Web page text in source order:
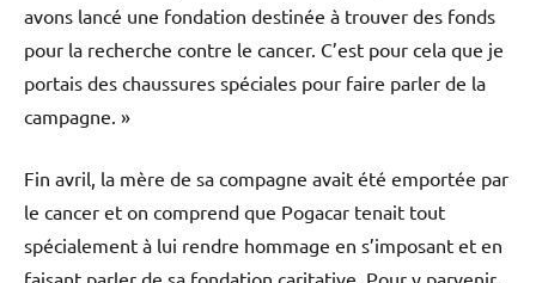
avons lancé une fondation destinée à trouver des fonds
pour la recherche contre le cancer. C’est pour cela que je
portais des chaussures spéciales pour faire parler de la
campagne. »
Fin avril, la mère de sa compagne avait été emportée par
le cancer et on comprend que Pogacar tenait tout
spécialement à lui rendre hommage en s’imposant et en